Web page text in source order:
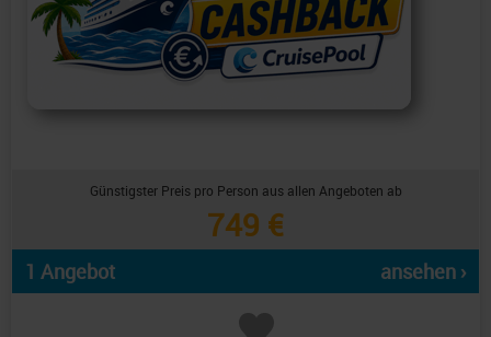
Günstigster Preis pro Person aus allen Angeboten ab
749 €
1 Angebot ansehen ›